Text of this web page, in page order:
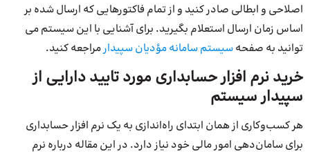
اصلاحی و ابطالی صادر کنید و از تمام فاکتورهایی که ارسال شده بر
اساس زمان ارسال استعلام بگیرید. برای آشنایی با این سیستم می
توانید به صفحهسیستم سامانه مؤدیان سپیدارمراجعه کنید.
خرید نرم افزار حسابداری مورد تایید دارایی از
سپیدار سیستم
هر کسب‌وکاری از همان ابتدای راه‌اندازی به یک نرم افزار حسابداری
برای سامان‌دهی امور مالی خود نیاز دارد. در این مقاله درباره نرم